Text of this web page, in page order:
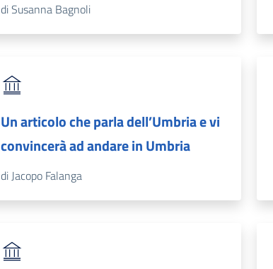
di Susanna Bagnoli
Un articolo che parla dell’Umbria e vi
convincerà ad andare in Umbria
di Jacopo Falanga